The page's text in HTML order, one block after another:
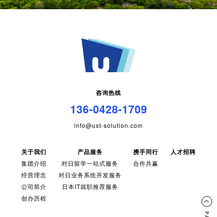
咨询热线
136-0428-1709
info@ust-solution.com
关于我们
集团介绍
经营理念
公司简介
创办历程
产品服务
对日留学一站式服务
对日业务系统开发服务
日本IT就职推荐服务
携手同行
合作共赢
人才招聘